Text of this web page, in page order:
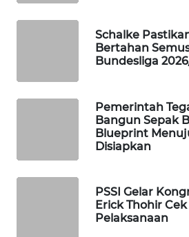
Schalke
Bertahan
Bundesliga
Pemerintah
Bangun Sepak
Blueprint
Disiapkan
PSSI Gelar
Erick Thohir
Pelaksanaan
WAHANANEWS
NET
WAHANA
SELEB